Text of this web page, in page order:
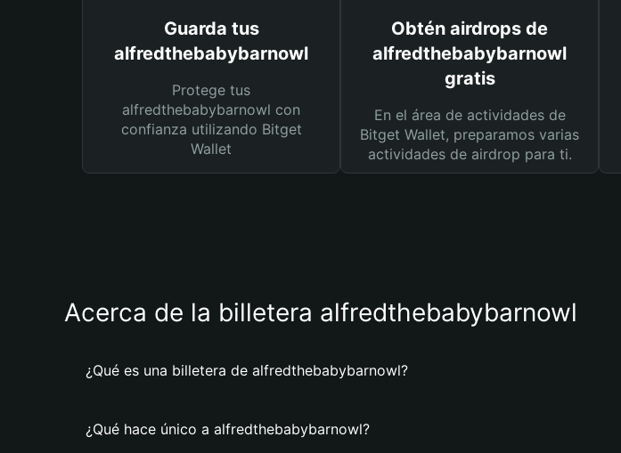
Guarda tus
alfredthebabybarnowl
Protege tus
alfredthebabybarnowl con
confianza utilizando Bitget
Wallet
Obtén airdrops de
alfredthebabybarnowl
gratis
En el área de actividades de
Bitget Wallet, preparamos varias
actividades de airdrop para ti.
Acerca de la billetera alfredthebabybarnowl
¿Qué es una billetera de alfredthebabybarnowl?
¿Qué hace único a alfredthebabybarnowl?